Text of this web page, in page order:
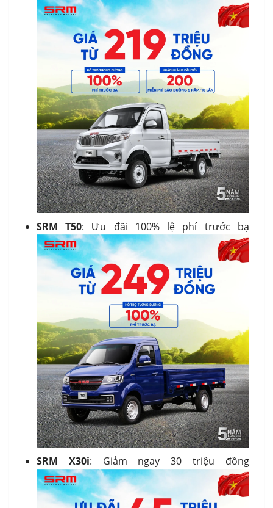
SRM T50: Ưu đãi 100% lệ phí trước bạ
SRM X30i: Giảm ngay 30 triệu đồng